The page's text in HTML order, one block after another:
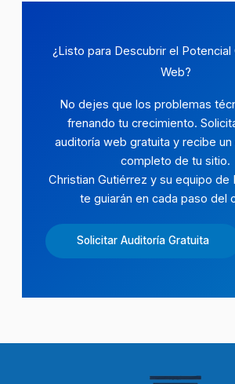
¿Listo para Descubrir el Potencial
Web?
No dejes que los problemas
frenando tu crecimiento.
auditoría web gratuita y recibe
completo de tu sitio.
Christian Gutiérrez y su equipo de
te guiarán en cada paso del
Solicitar Auditoría Gratuita